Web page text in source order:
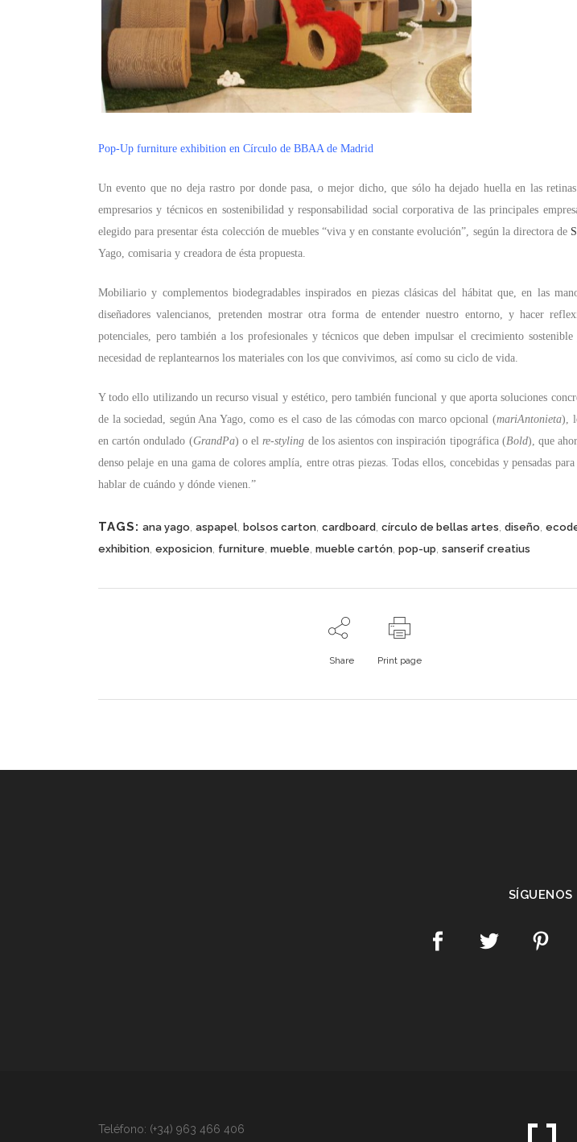
Pop-Up furniture exhibition en Círculo de BBAA de Madrid
Un evento que no deja rastro por donde pasa, o mejor dicho, que sólo ha dejado huella en las
empresarios y técnicos en sostenibilidad y responsabilidad social corporativa de las principales
elegido para presentar ésta colección de muebles “viva y en constante evolución”, según la directora de
Yago, comisaria y creadora de ésta propuesta.
Mobiliario y complementos biodegradables inspirados en piezas clásicas del hábitat que, en las
diseñadores valencianos, pretenden mostrar otra forma de entender nuestro entorno, y hacer
potenciales, pero también a los profesionales y técnicos que deben impulsar el crecimiento sostenible
necesidad de replantearnos los materiales con los que convivimos, así como su ciclo de vida.
Y todo ello utilizando un recurso visual y estético, pero también funcional y que aporta soluciones
de la sociedad, según Ana Yago, como es el caso de las cómodas con marco opcional (mariAntonieta),
en cartón ondulado (GrandPa) o elre-styling de los asientos con inspiración tipográfica (Bold), que
denso pelaje en una gama de colores amplía, entre otras piezas. Todas ellos, concebidas y pensadas
hablar de cuándo y dónde vienen.”
TAGS: ana yago, aspapel, bolsos carton, cardboard , círculo de bellas artes, diseño,
exhibition, exposicion, furniture, mueble, mueble cartón, pop-up, sanserif creatius
Share Print page
SÍGUENOS
Teléfono: (+34) 963 466 406